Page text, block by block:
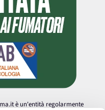
è un'entità regolarmente